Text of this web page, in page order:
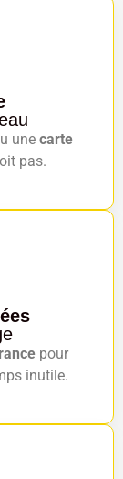
une carte
pas.
pour
inutile.